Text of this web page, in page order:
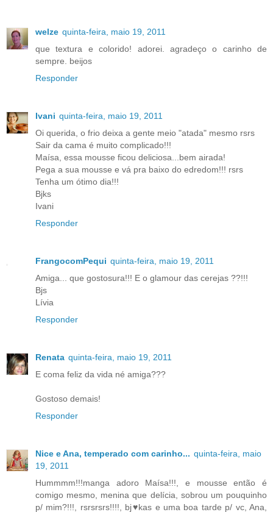
welze quinta-feira, maio 19, 2011
que textura e colorido! adorei. agradeço o carinho de
sempre. beijos
Responder
Ivani quinta-feira, maio 19, 2011
Oi querida, o frio deixa a gente meio "atada" mesmo rsrs
Sair da cama é muito complicado!!!
Maísa, essa mousse ficou deliciosa...bem airada!
Pega a sua mousse e vá pra baixo do edredom!!! rsrs
Tenha um ótimo dia!!!
Bjks
Ivani
Responder
FrangocomPequi quinta-feira, maio 19, 2011
Amiga... que gostosura!!! E o glamour das cerejas ??!!!
Bjs
Lívia
Responder
Renata quinta-feira, maio 19, 2011
E coma feliz da vida né amiga???
Gostoso demais!
Responder
Nice e Ana, temperado com carinho... quinta-feira, maio
19, 2011
Hummmm!!!manga adoro Maísa!!!, e mousse então é
comigo mesmo, menina que delícia, sobrou um pouquinho
p/ mim?!!!, rsrsrsrs!!!!, bj♥kas e uma boa tarde p/ vc, Ana,